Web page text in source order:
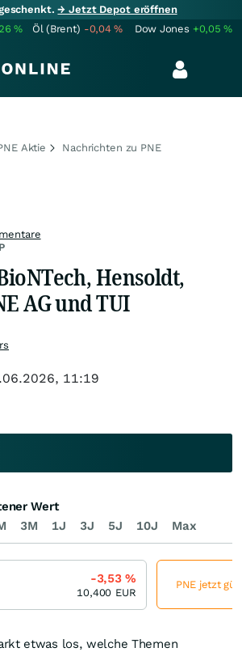
→ Jetzt Depot eröffnen
% Öl (Brent) -0,04% Dow Jones +0,05%
Aktie Nachrichten zu PNE
Hensoldt,
AG und TUI
etwas los, welche Themen
11:19
3M 1J 3J 5J 10J Max
Wert
-3,53%
10,400 EUR
PNE jetzt